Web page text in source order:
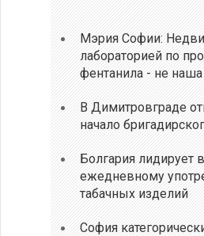
Мэрия Софии:
лабораторией по
фентанила - не наша
В Димитровграде
начало
Болгария лидирует
ежедневному
табачных изделий
София